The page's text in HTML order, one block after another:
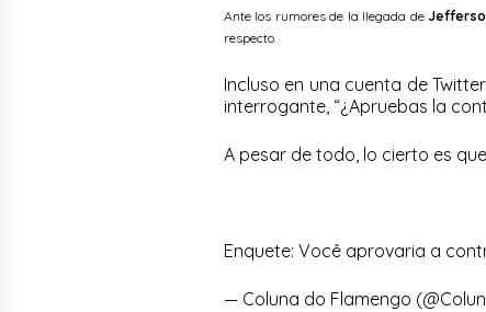
Ante los rumores de la llegada de
respecto.
Incluso en una cuenta de
interrogante, “¿Apruebas la
A pesar de todo, lo cierto es
Enquete: Você aprovaria a
— Coluna do Flamengo